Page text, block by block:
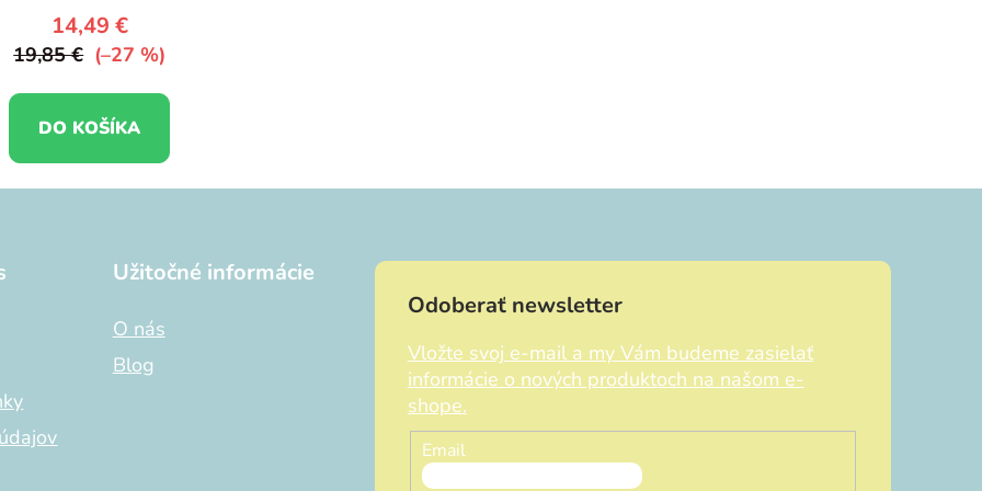
14,49 €
19,85 € (–27 %)
DO KOŠÍKA
Užitočné informácie
O nás
Blog
Odoberať newsletter
Vložte svoj e-mail a my Vám budeme zasielať
informácie o nových produktoch na našom e-
shope.
Email